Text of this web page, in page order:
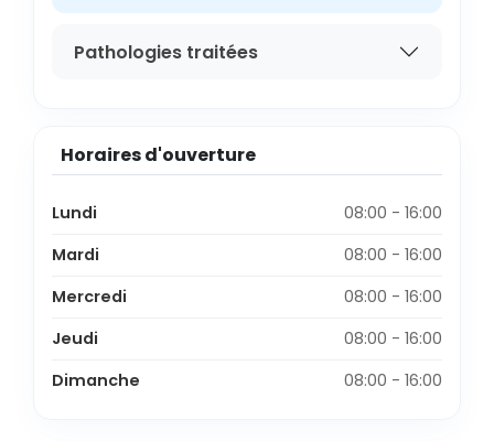
Pathologies traitées
Horaires d'ouverture
Lundi
08:00 - 16:00
Mardi
08:00 - 16:00
Mercredi
08:00 - 16:00
Jeudi
08:00 - 16:00
Dimanche
08:00 - 16:00